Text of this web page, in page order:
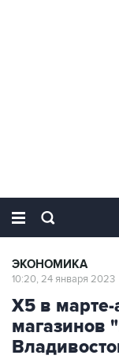
ЭКОНОМИКА
10:20, 24 января 2023
Х5 в марте-
магазинов